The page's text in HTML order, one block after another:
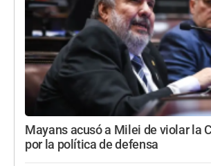
Mayans acusó a Milei de violar la
por la política de defensa